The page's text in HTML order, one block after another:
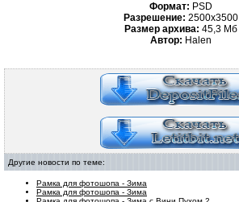
Формат: PSD
Разрешение: 2500х3500
Размер архива: 45,3 Мб
Автор: Halen
Другие новости по теме:
Рамка для фотошопа - Зима
Рамка для фотошопа - Зима